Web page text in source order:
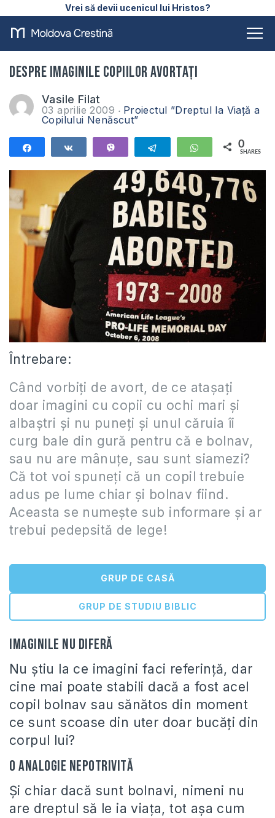
Vrei să devii ucenicul lui Hristos?
Despre imaginile copiilor avortaţi
Vasile Filat
03 aprilie 2009
Proiectul ”Dreptul la Viață a
Copilului Nenăscut”
Telegram WhatsApp
0
SHARES
Întrebare:
Când vorbiţi de avort, de ce ataşaţi
doar imagini cu copii cu ochi mari şi
albaştri şi nu puneţi şi unul căruia îi
curg bale din gură pentru că e bolnav,
sau nu are mânuţe, sau sunt siamezi?
Că tot voi spuneţi că un copil trebuie
adus pe lume chiar şi bolnav fiind.
Aceasta se numeşte sub informare şi ar
trebui pedepsită de lege!
GRUP DE CASĂ
GRUP DE STUDIU BIBLIC
Imaginile nu diferă
Nu ştiu la ce imagini faci referinţă, dar
cine mai poate stabili dacă a fost acel
copil bolnav sau sănătos din moment
ce sunt scoase din uter doar bucăţi din
corpul lui?
O analogie nepotrivită
Şi chiar dacă sunt bolnavi, nimeni nu
are dreptul să le ia viaţa, tot aşa cum